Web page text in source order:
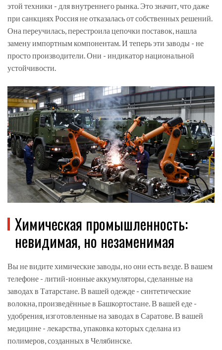
этой техники - для внутреннего рынка. Это значит, что даже
при санкциях Россия не отказалась от собственных решений.
Она переучилась, перестроила цепочки поставок, нашла
замену импортным компонентам. И теперь эти заводы - не
просто производители. Они - индикатор национальной
устойчивости.
Химическая промышленность:
невидимая, но незаменимая
Вы не видите химические заводы, но они есть везде. В вашем
телефоне - литий-ионные аккумуляторы, сделанные на
заводах в Татарстане. В вашей одежде - синтетические
волокна, произведённые в Башкортостане. В вашей еде -
удобрения, изготовленные на заводах в Саратове. В вашей
медицине - лекарства, упаковка которых сделана из
полимеров, созданных в Челябинске.